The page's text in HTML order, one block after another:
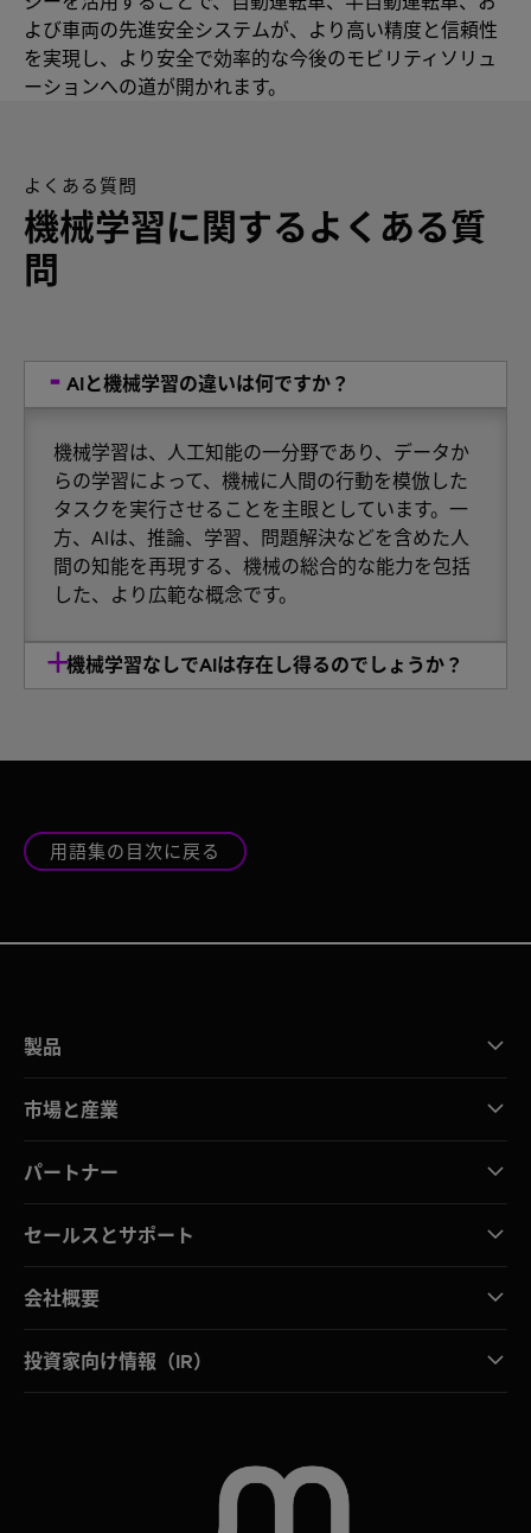
よび車両の先進安全システムが、より高い精度と信頼性
を実現し、より安全で効率的な今後のモビリティソリュ
ーションへの道が開かれます。
よくある質問
機械学習に関するよくある質
問
AIと機械学習の違いは何ですか？
機械学習は、人工知能の一分野であり、データか
らの学習によって、機械に人間の行動を模倣した
タスクを実行させることを主眼としています。一
方、AIは、推論、学習、問題解決などを含めた人
間の知能を再現する、機械の総合的な能力を包括
した、より広範な概念です。
機械学習なしでAIは存在し得るのでしょうか？
用語集の目次に戻る
製品
市場と産業
パートナー
セールスとサポート
会社概要
投資家向け情報（IR）